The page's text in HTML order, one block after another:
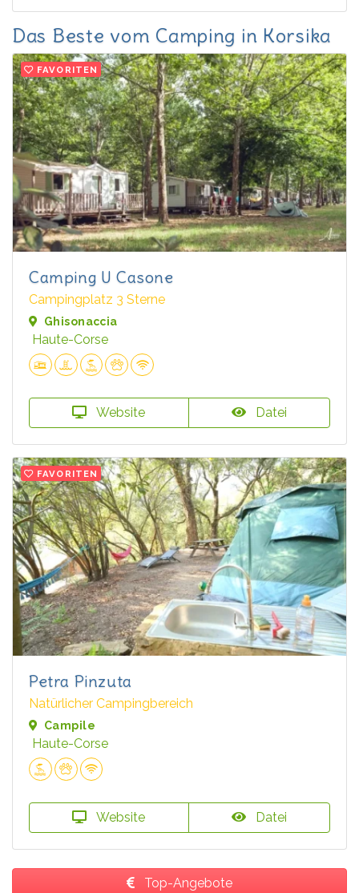
Das Beste vom Camping in Korsika
FAVORITEN
Camping U Casone
Campingplatz 3 Sterne
Ghisonaccia
Haute-Corse
Website Datei
FAVORITEN
Petra Pinzuta
Natürlicher Campingbereich
Campile
Haute-Corse
Website Datei
Top-Angebote